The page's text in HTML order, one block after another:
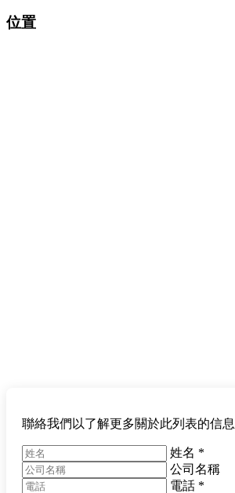
位置
聯絡我們以了解更多關於此列表的信息
姓名 *
公司名稱
電話 *